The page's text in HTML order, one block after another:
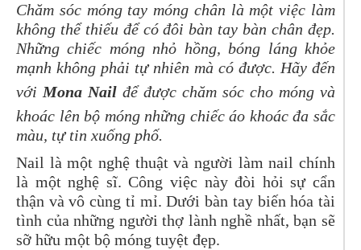
Chăm sóc móng tay móng chân là một việc làm
không thể thiếu để có đôi bàn tay bàn chân đẹp.
Những chiếc móng nhỏ hồng, bóng láng khỏe
mạnh không phải tự nhiên mà có được. Hãy đến
với Mona Nail để được chăm sóc cho móng và
khoác lên bộ móng những chiếc áo khoác đa sắc
màu, tự tin xuống phố.
Nail là một nghệ thuật và người làm nail chính
là một nghệ sĩ. Công việc này đòi hỏi sự cẩn
thận và vô cùng tỉ mỉ. Dưới bàn tay biến hóa tài
tình của những người thợ lành nghề nhất, bạn sẽ
sỡ hữu một bộ móng tuyệt đẹp.